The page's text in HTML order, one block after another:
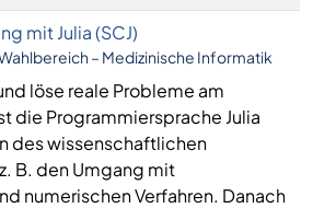
mit Julia (SCJ)
– Medizinische Informatik
löse reale Probleme am
die Programmiersprache Julia
des wissenschaftlichen
B. den Umgang mit
numerischen Verfahren. Danach